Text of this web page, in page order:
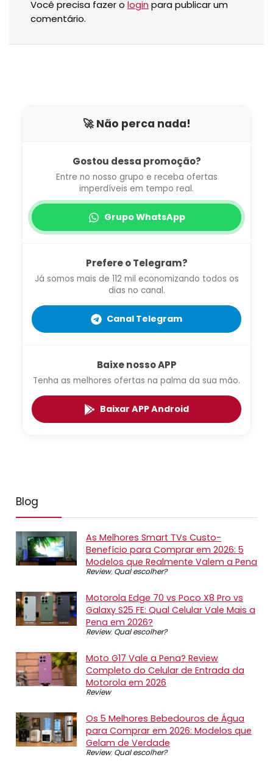
Você precisa fazer o login para publicar um
comentário.
🚀 Não perca nada!
Gostou dessa promoção?
Entre no nosso grupo e receba ofertas
imperdíveis em tempo real.
Grupo WhatsApp
Prefere o Telegram?
Já somos mais de 112 mil economizando todos os
dias no canal.
Canal Telegram
Baixe nosso APP
Tenha as melhores ofertas na palma da sua mão.
Baixar APP Android
Blog
As Melhores Smart TVs Custo-
Benefício para Comprar em 2026: 5
Modelos que Realmente Valem a Pena
Review, Qual escolher?
Motorola Edge 70 vs Poco X8 Pro vs
Galaxy S25 FE: Qual Celular Vale Mais a
Pena em 2026?
Review, Qual escolher?
Moto G17 Vale a Pena? Review
Completo do Celular de Entrada da
Motorola em 2026
Review
Os 5 Melhores Bebedouros de Água
para Comprar em 2026: Modelos que
Gelam de Verdade
Review, Qual escolher?